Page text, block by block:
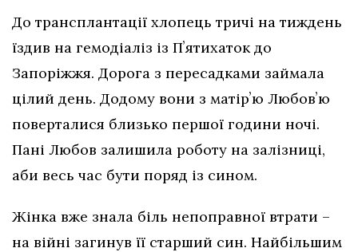
До трансплантації хлопець тричі на тиждень
їздив на гемодіаліз із Пʼятихаток до
Запоріжжя. Дорога з пересадками займала
цілий день. Додому вони з матірʼю Любовʼю
поверталися близько першої години ночі.
Пані Любов залишила роботу на залізниці,
аби весь час бути поряд із сином.
Жінка вже знала біль непоправної втрати –
на війні загинув її старший син. Найбільшим